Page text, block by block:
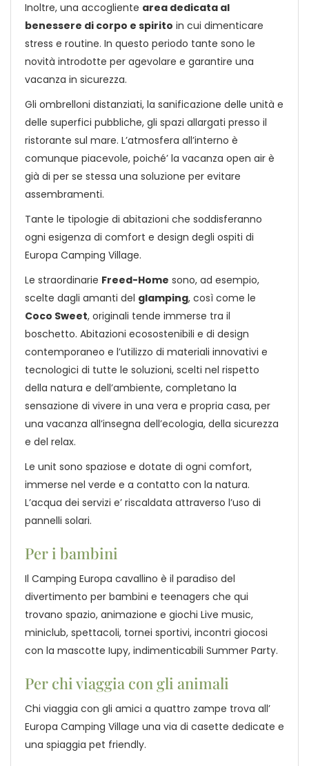
Inoltre, una accogliente area dedicata al
benessere di corpo e spirito in cui dimenticare
stress e routine. In questo periodo tante sono le
novità introdotte per agevolare e garantire una
vacanza in sicurezza.
Gli ombrelloni distanziati, la sanificazione delle unità e
delle superfici pubbliche, gli spazi allargati presso il
ristorante sul mare. L’atmosfera all’interno è
comunque piacevole, poiché’ la vacanza open air è
già di per se stessa una soluzione per evitare
assembramenti.
Tante le tipologie di abitazioni che soddisferanno
ogni esigenza di comfort e design degli ospiti di
Europa Camping Village.
Le straordinarie Freed-Home sono, ad esempio,
scelte dagli amanti del glamping, così come le
Coco Sweet, originali tende immerse tra il
boschetto. Abitazioni ecosostenibili e di design
contemporaneo e l’utilizzo di materiali innovativi e
tecnologici di tutte le soluzioni, scelti nel rispetto
della natura e dell’ambiente, completano la
sensazione di vivere in una vera e propria casa, per
una vacanza all’insegna dell’ecologia, della sicurezza
e del relax.
Le unit sono spaziose e dotate di ogni comfort,
immerse nel verde e a contatto con la natura.
L’acqua dei servizi e’ riscaldata attraverso l’uso di
pannelli solari.
Per i bambini
Il Camping Europa cavallino è il paradiso del
divertimento per bambini e teenagers che qui
trovano spazio, animazione e giochi Live music,
miniclub, spettacoli, tornei sportivi, incontri giocosi
con la mascotte Iupy, indimenticabili Summer Party.
Per chi viaggia con gli animali
Chi viaggia con gli amici a quattro zampe trova all’
Europa Camping Village una via di casette dedicate e
una spiaggia pet friendly.